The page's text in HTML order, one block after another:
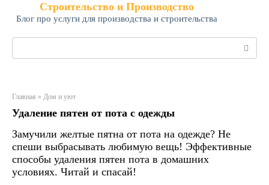
Строительство и Производство
Блог про услуги для производства и строительства
Главная » Дом и уют
Удаление пятен от пота с одежды
Замучили желтые пятна от пота на одежде? Не
спеши выбрасывать любимую вещь! Эффективные
способы удаления пятен пота в домашних
условиях. Читай и спасай!